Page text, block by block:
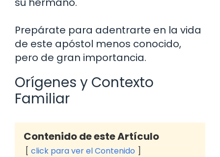
Prepárate para adentrarte en la vida
de este apóstol menos conocido,
pero de gran importancia.
Orígenes y Contexto
Familiar
Contenido de este Artículo
click para ver el Contenido